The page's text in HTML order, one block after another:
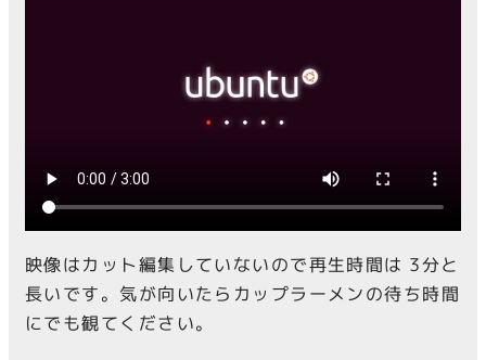
映像はカット編集していないので再生時間は 3分と
長いです。気が向いたらカップラーメンの待ち時間
にでも観てください。